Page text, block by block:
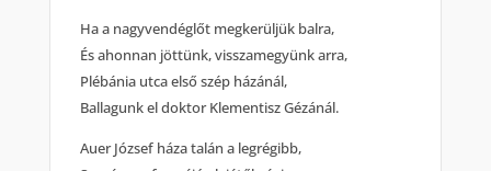
Ha a nagyvendéglőt megkerüljük balra,
És ahonnan jöttünk, visszamegyünk arra,
Plébánia utca első szép házánál,
Ballagunk el doktor Klementisz Gézánál.
Auer József háza talán a legrégibb,